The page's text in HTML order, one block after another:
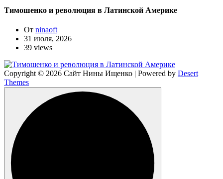
Тимошенко и революция в Латинской Америке
От ninaoft
31 июля, 2026
39 views
Copyright © 2026 Сайт Нины Ищенко | Powered by Desert
Themes